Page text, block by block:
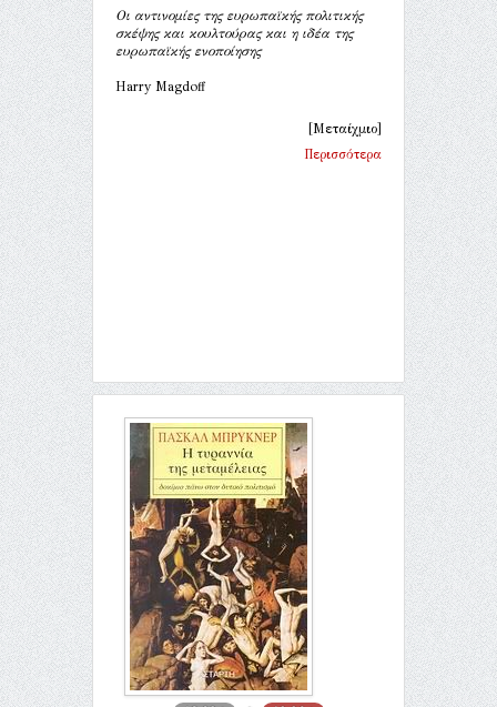
Οι αντινομίες της ευρωπαϊκής πολιτικής
σκέψης και κουλτούρας και η ιδέα της
ευρωπαϊκής ενοποίησης
Harry Magdoff
[Μεταίχμιο]
Περισσότερα